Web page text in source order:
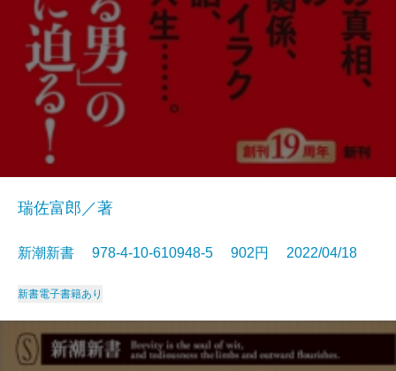
瑞佐富郎／著
新潮新書 978-4-10-610948-5 902円 2022/04/18
新書電子書籍あり